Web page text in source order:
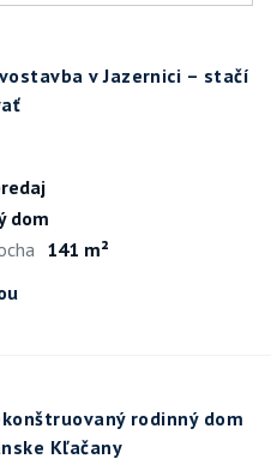
v Jazernici – stačí
dom
141 m²
rodinný dom
Kľačany